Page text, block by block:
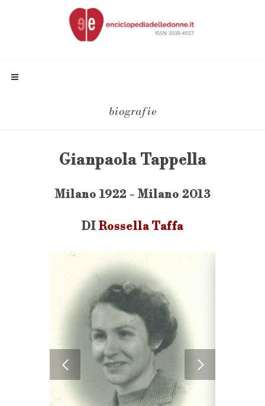
biografie
Gianpaola Tappella
Milano 1922 - Milano 2013
DI Rossella Taffa